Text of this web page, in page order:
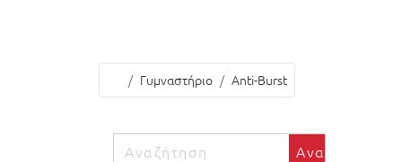
Γυμναστήριο Anti-Burst
Αναζήτηση